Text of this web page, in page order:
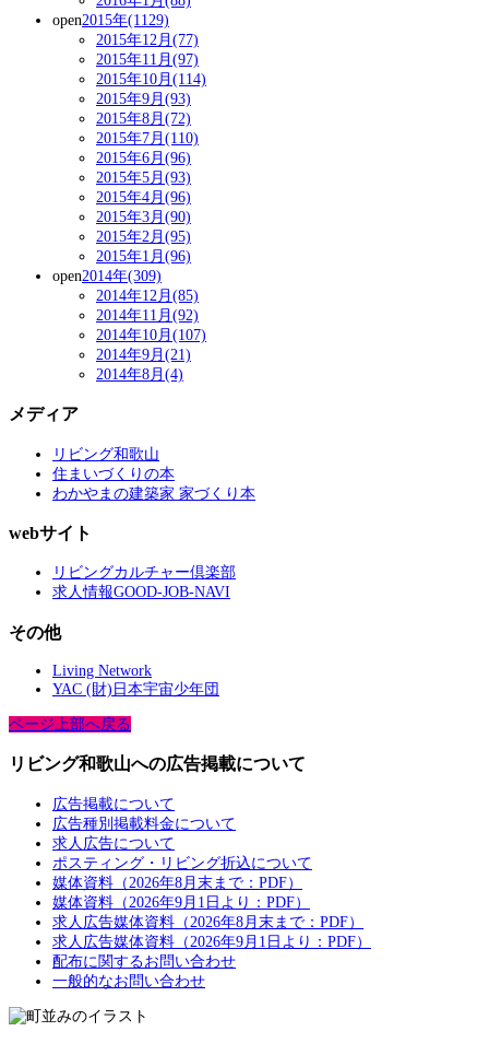
open2015年(1129)
2015年12月(77)
2015年11月(97)
2015年10月(114)
2015年9月(93)
2015年8月(72)
2015年7月(110)
2015年6月(96)
2015年5月(93)
2015年4月(96)
2015年3月(90)
2015年2月(95)
2015年1月(96)
open2014年(309)
2014年12月(85)
2014年11月(92)
2014年10月(107)
2014年9月(21)
2014年8月(4)
メディア
リビング和歌山
住まいづくりの本
わかやまの建築家 家づくり本
webサイト
リビングカルチャー倶楽部
求人情報GOOD-JOB-NAVI
その他
Living Network
YAC (財)日本宇宙少年団
ページ上部へ戻る
リビング和歌山への広告掲載について
広告掲載について
広告種別掲載料金について
求人広告について
ポスティング・リビング折込について
媒体資料（2026年8月末まで：PDF）
媒体資料（2026年9月1日より：PDF）
求人広告媒体資料（2026年8月末まで：PDF）
求人広告媒体資料（2026年9月1日より：PDF）
配布に関するお問い合わせ
一般的なお問い合わせ